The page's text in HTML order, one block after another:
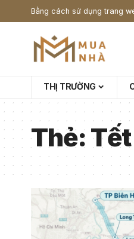
Bằng cách sử dụng trang
THỊ TRƯỜNG
Thẻ:Tết